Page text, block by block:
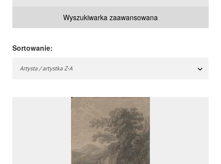
Wyszukiwarka zaawansowana
Sortowanie:
Artysta / artystka Z-A